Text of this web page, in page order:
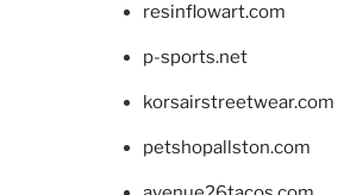
resinflowart.com
p-sports.net
korsairstreetwear.com
petshopallston.com